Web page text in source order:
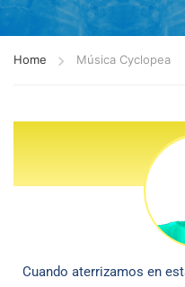
Home Música Cyclopea
Cuando aterrizamos en